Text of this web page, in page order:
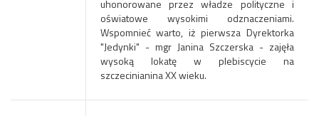
uhonorowane przez władze polityczne i
oświatowe wysokimi odznaczeniami.
Wspomnieć warto, iż pierwsza Dyrektorka
"Jedynki" - mgr Janina Szczerska - zajęła
wysoką lokatę w plebiscycie na
szczecinianina XX wieku.